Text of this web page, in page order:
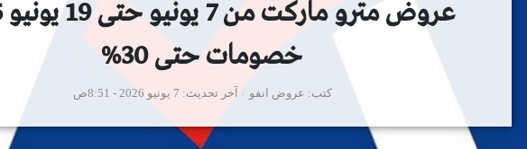
خصومات حتى 30%
كتب عروض انفو آخر تحديث 7 يونيو 2026 - 8:51ص